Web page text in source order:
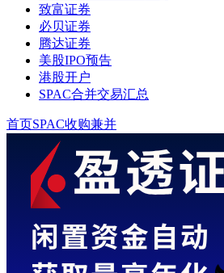
致富证券
必贝证券
腾达证券
美股IPO预告
港股开户
SPAC合并交易汇总
首页SPAC收购兼并